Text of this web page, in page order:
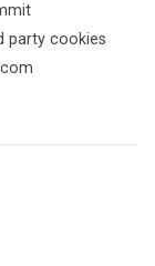
party cookies